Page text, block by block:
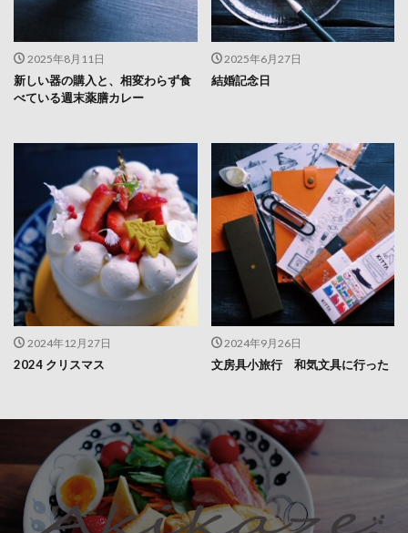
2025年8月11日
新しい器の購入と、相変わらず食
べている週末薬膳カレー
2025年6月27日
結婚記念日
2024年12月27日
2024 クリスマス
2024年9月26日
文房具小旅行 和気文具に行った